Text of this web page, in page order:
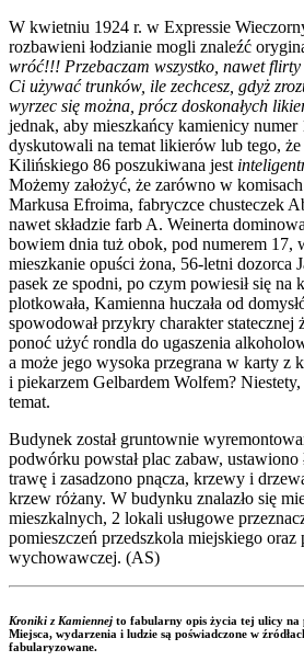
W kwietniu 1924 r. w Expressie
rozbawieni łodzianie mogli znaleźć
wróć!!! Przebaczam wszystko, nawet
Ci używać trunków, ile zechcesz, gdyż
wyrzec się można, prócz doskonałych
jednak, aby mieszkańcy kamienicy
dyskutowali na temat likierów lub tego,
Kilińskiego 86 poszukiwana jest
Możemy założyć, że zarówno w
Markusa Efroima, fabryczce chusteczek
nawet składzie farb A. Weinerta
bowiem dnia tuż obok, pod numerem 17,
mieszkanie opuści żona, 56-letni dozorca
pasek ze spodni, po czym powiesił się
plotkowała, Kamienna huczała od
spowodował przykry charakter statecznej
ponoć użyć rondla do ugaszenia
a może jego wysoka przegrana w karty z
i piekarzem Gelbardem Wolfem?
temat.
Budynek został gruntownie
podwórku powstał plac zabaw,
trawę i zasadzono pnącza, krzewy i
krzew różany. W budynku znalazło się
mieszkalnych, 2 lokali usługowe
pomieszczeń przedszkola miejskiego
wychowawczej. (AS)
Kroniki z Kamiennej to fabularny opis życia tej ulicy na
Miejsca, wydarzenia i ludzie są poświadczone w
fabularyzowane.